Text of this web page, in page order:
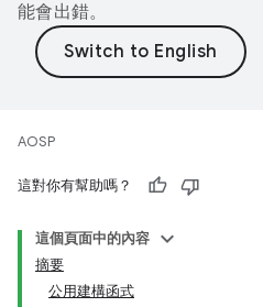
能會出錯。
AOSP
這對你有幫助嗎？
這個頁面中的內容
摘要
公用建構函式